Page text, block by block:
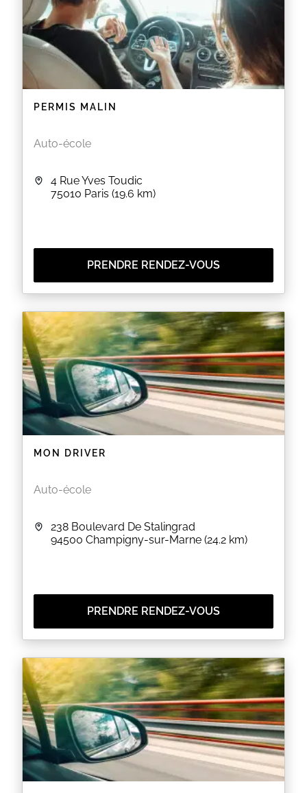
PERMIS MALIN
Auto-école
4 Rue Yves Toudic
75010 Paris (19.6 km)
PRENDRE RENDEZ-VOUS
MON DRIVER
Auto-école
238 Boulevard De Stalingrad
94500 Champigny-sur-Marne (24.2 km)
PRENDRE RENDEZ-VOUS